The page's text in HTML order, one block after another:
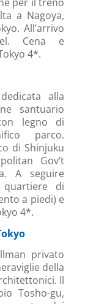
a Nagoya,
All’arrivo
Cena e
4*.
alla
santuario
legno di
parco.
di Shinjuku
Gov’t
A seguire
quartiere di
a piedi) e
4*.
privato
della
Il
Tosho-gu,